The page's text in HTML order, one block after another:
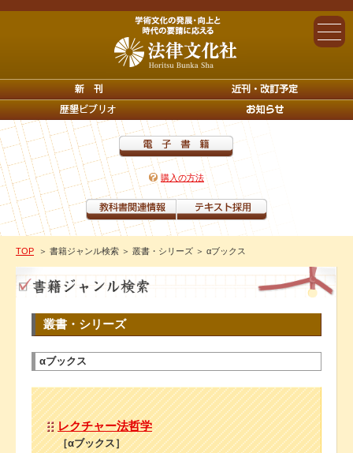
購入の方法
TOP ＞ 書籍ジャンル検索 ＞ 叢書・シリーズ ＞ αブックス
叢書・シリーズ
αブックス
レクチャー法哲学
［αブックス］